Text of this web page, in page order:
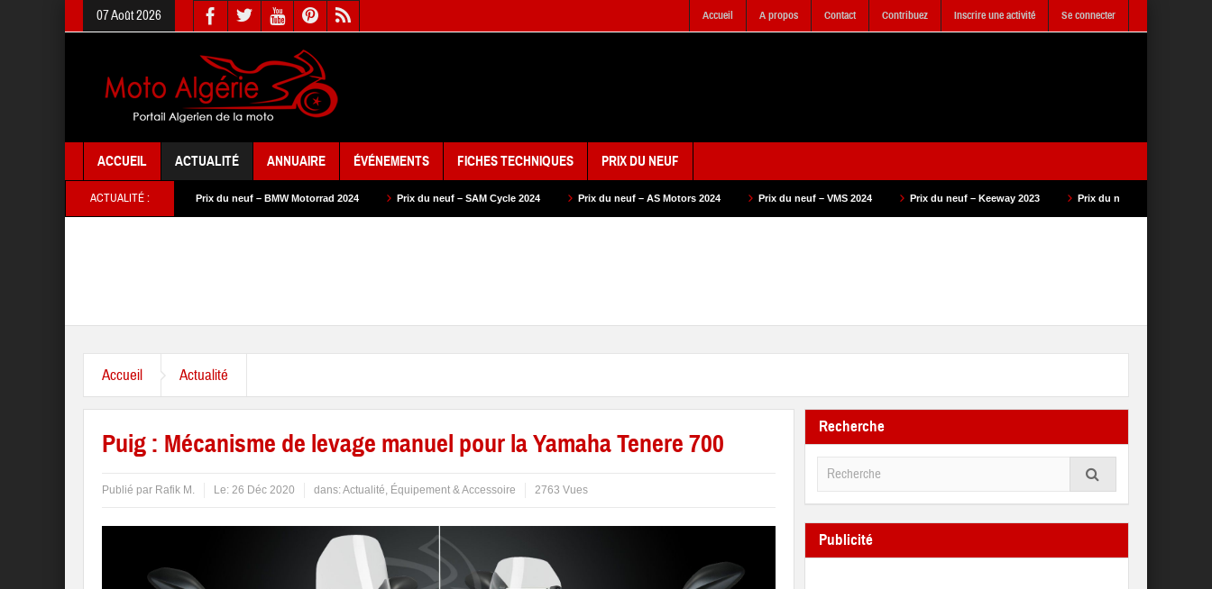
07 Août 2026 Accueil A propos Contact Contribuez Inscrire une activité Se connecter
ACCUEIL ACTUALITÉ ANNUAIRE ÉVÉNEMENTS FICHES TECHNIQUES PRIX DU NEUF
ACTUALITÉ :
Prix du neuf – BMW Motorrad 2024 Prix du neuf – SAM Cycle 2024 Prix du neuf – AS Motors 2024 Prix du neuf – VMS 2024 Prix du neuf – Keeway 2023 Prix du neuf – SAM Cycle 2023
Accueil Actualité
Puig : Mécanisme de levage manuel pour la Yamaha Tenere 700
Publié par Rafik M. Le: 26 Déc 2020 dans:Actualité, Équipement & Accessoire 2763 Vues
Recherche
Publicité